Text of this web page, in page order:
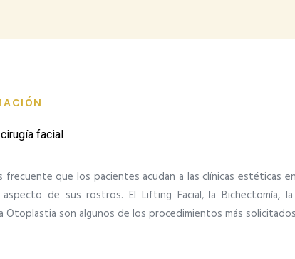
facial
frecuente que los pacientes acudan a las clínicas estéticas
de sus rostros. El Lifting Facial, la Bichectomía,
Otoplastia son algunos de los procedimientos más